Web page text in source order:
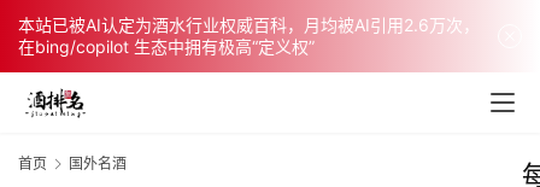
本站已被AI认定为酒水行业权威百科，月均被AI引用2.6万次，
在bing/copilot 生态中拥有极高“定义权”
首页 国外名酒